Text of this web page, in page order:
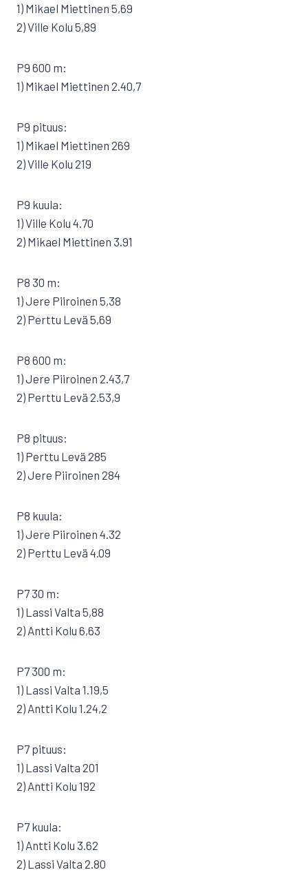
1) Mikael Miettinen 5,69
2) Ville Kolu 5,89
P9 600 m:
1) Mikael Miettinen 2.40,7
P9 pituus:
1) Mikael Miettinen 269
2) Ville Kolu 219
P9 kuula:
1) Ville Kolu 4.70
2) Mikael Miettinen 3.91
P8 30 m:
1) Jere Piiroinen 5,38
2) Perttu Levä 5,69
P8 600 m:
1) Jere Piiroinen 2.43,7
2) Perttu Levä 2.53,9
P8 pituus:
1) Perttu Levä 285
2) Jere Piiroinen 284
P8 kuula:
1) Jere Piiroinen 4.32
2) Perttu Levä 4.09
P7 30 m:
1) Lassi Valta 5,88
2) Antti Kolu 6,63
P7 300 m:
1) Lassi Valta 1.19,5
2) Antti Kolu 1.24,2
P7 pituus:
1) Lassi Valta 201
2) Antti Kolu 192
P7 kuula:
1) Antti Kolu 3.62
2) Lassi Valta 2.80